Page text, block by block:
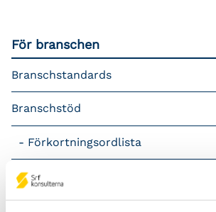
För branschen
Branschstandards
Branschstöd
Förkortningsordlista
Kommunikationsstöd – Snacka lön